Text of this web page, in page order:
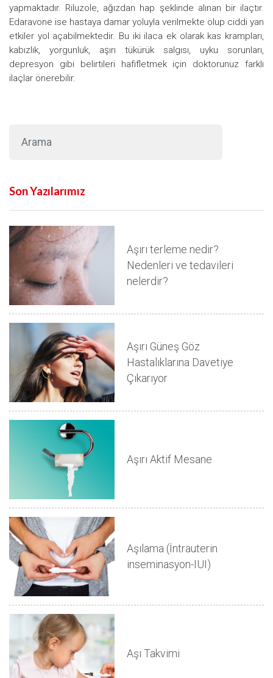
yapmaktadır. Riluzole, ağızdan hap şeklinde alınan bir ilaçtır.
Edaravone ise hastaya damar yoluyla verilmekte olup ciddi yan
etkiler yol açabilmektedir. Bu iki ilaca ek olarak kas krampları,
kabızlık, yorgunluk, aşırı tükürük salgısı, uyku sorunları,
depresyon gibi belirtileri hafifletmek için doktorunuz farklı
ilaçlar önerebilir.
Son Yazılarımız
Aşırı terleme nedir?
Nedenleri ve tedavileri
nelerdir?
Aşırı Güneş Göz
Hastalıklarına Davetiye
Çıkarıyor
Aşırı Aktif Mesane
Aşılama (İntrauterin
inseminasyon-IUI)
Aşı Takvimi